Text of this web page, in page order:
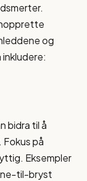
og
bidra til å
på
Eksempler
til-bryst